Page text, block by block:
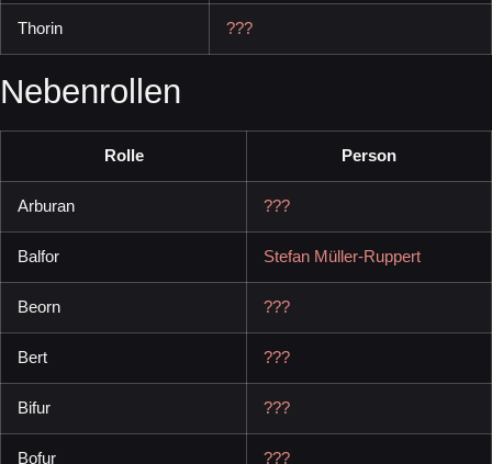
Thorin ???
Nebenrollen
Rolle Person
Arburan ???
Balfor Stefan Müller-Ruppert
Beorn ???
Bert ???
Bifur ???
Bofur ???